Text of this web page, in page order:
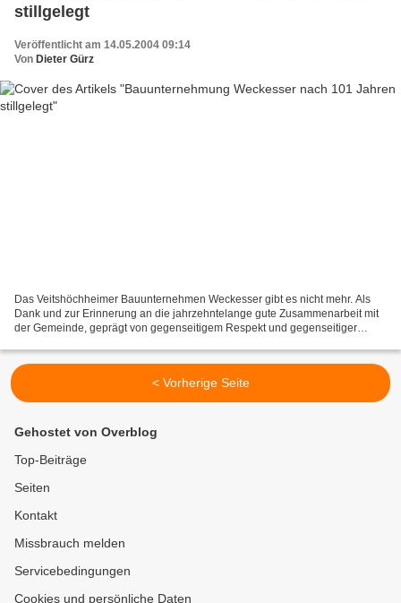
stillgelegt
Veröffentlicht am 14.05.2004 09:14
Von Dieter Gürz
Das Veitshöchheimer Bauunternehmen Weckesser gibt es nicht mehr. Als
Dank und zur Erinnerung an die jahrzehntelange gute Zusammenarbeit mit
der Gemeinde, geprägt von gegenseitigem Respekt und gegenseitiger
< Vorherige Seite
Gehostet von Overblog
Top-Beiträge
Seiten
Kontakt
Missbrauch melden
Servicebedingungen
Cookies und persönliche Daten